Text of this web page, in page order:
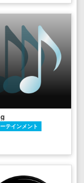
テインメント